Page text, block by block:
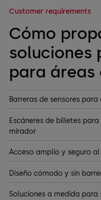
Customer requirements
Cómo
soluciones
para áreas
Barreras de sensores
Escáneres de billetes
mirador
Acceso amplio y seguro al
Diseño cómodo y sin
Soluciones a medida